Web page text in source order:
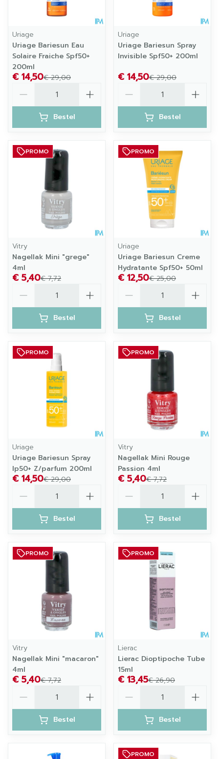
Uriage
Uriage Bariesun Eau
Solaire Fraiche Spf50+
200ml
€ 29,00
€ 14,50
Bestel
Uriage
Uriage Bariesun Spray
Invisible Spf50+ 200ml
€ 29,00
€ 14,50
Bestel
PROMO
Vitry
Nagellak Mini "grege"
4ml
€ 7,72
€ 5,40
Bestel
PROMO
Uriage
Uriage Bariesun Creme
Hydratante Spf50+ 50ml
€ 25,00
€ 12,50
Bestel
PROMO
Uriage
Uriage Bariesun Spray
Ip50+ Z/parfum 200ml
€ 29,00
€ 14,50
Bestel
PROMO
Vitry
Nagellak Mini Rouge
Passion 4ml
€ 7,72
€ 5,40
Bestel
PROMO
Vitry
Nagellak Mini "macaron"
4ml
€ 7,72
€ 5,40
Bestel
PROMO
Lierac
Lierac Dioptipoche Tube
15ml
€ 26,90
€ 13,45
Bestel
PROMO